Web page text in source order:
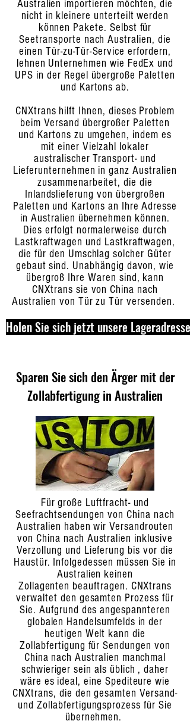
Australien importieren möchten, die
nicht in kleinere unterteilt werden
können Pakete. Selbst für
Seetransporte nach Australien, die
einen Tür-zu-Tür-Service erfordern,
lehnen Unternehmen wie FedEx und
UPS in der Regel übergroße Paletten
und Kartons ab.
CNXtrans hilft Ihnen, dieses Problem
beim Versand übergroßer Paletten
und Kartons zu umgehen, indem es
mit einer Vielzahl lokaler
australischer Transport- und
Lieferunternehmen in ganz Australien
zusammenarbeitet, die die
Inlandslieferung von übergroßen
Paletten und Kartons an Ihre Adresse
in Australien übernehmen können.
Dies erfolgt normalerweise durch
Lastkraftwagen und Lastkraftwagen,
die für den Umschlag solcher Güter
gebaut sind. Unabhängig davon, wie
übergroß Ihre Waren sind, kann
CNXtrans sie von China nach
Australien von Tür zu Tür versenden.
Holen Sie sich jetzt unsere Lageradresse
Sparen Sie sich den Ärger mit der
Zollabfertigung in Australien
Für große Luftfracht- und
Seefrachtsendungen von China nach
Australien haben wir Versandrouten
von China nach Australien inklusive
Verzollung und Lieferung bis vor die
Haustür. Infolgedessen müssen Sie in
Australien keinen
Zollagenten beauftragen. CNXtrans
verwaltet den gesamten Prozess für
Sie. Aufgrund des angespannteren
globalen Handelsumfelds in der
heutigen Welt kann die
Zollabfertigung für Sendungen von
China nach Australien manchmal
schwieriger sein als üblich , daher
wäre es ideal, eine Spediteure wie
CNXtrans, die den gesamten Versand-
und Zollabfertigungsprozess für Sie
übernehmen.